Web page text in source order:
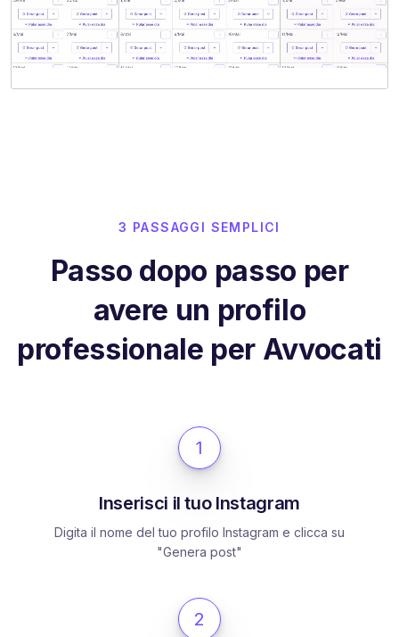
3 PASSAGGI SEMPLICI
Passo dopo passo per
avere un profilo
professionale per Avvocati
1
Inserisci il tuo Instagram
Digita il nome del tuo profilo Instagram e clicca su
"Genera post"
2